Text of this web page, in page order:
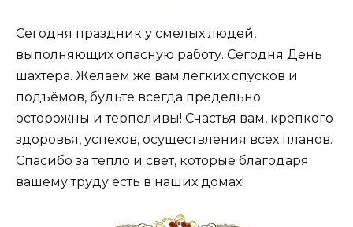
Сегодня праздник у смелых людей,
выполняющих опасную работу. Сегодня День
шахтёра. Желаем же вам лёгких спусков и
подъёмов, будьте всегда предельно
осторожны и терпеливы! Счастья вам, крепкого
здоровья, успехов, осуществления всех планов.
Спасибо за тепло и свет, которые благодаря
вашему труду есть в наших домах!